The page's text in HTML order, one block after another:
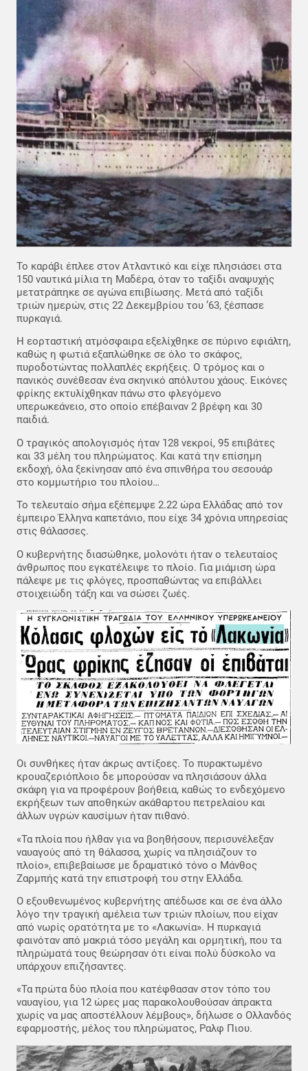
Το καράβι έπλεε στον Ατλαντικό και είχε πλησιάσει στα
150 ναυτικά μίλια τη Μαδέρα, όταν το ταξίδι αναψυχής
μετατράπηκε σε αγώνα επιβίωσης. Μετά από ταξίδι
τριών ημερών, στις 22 Δεκεμβρίου του ’63, ξέσπασε
πυρκαγιά.
Η εορταστική ατμόσφαιρα εξελίχθηκε σε πύρινο εφιάλτη,
καθώς η φωτιά εξαπλώθηκε σε όλο το σκάφος,
πυροδοτώντας πολλαπλές εκρήξεις. Ο τρόμος και ο
πανικός συνέθεσαν ένα σκηνικό απόλυτου χάους. Εικόνες
φρίκης εκτυλίχθηκαν πάνω στο φλεγόμενο
υπερωκεάνειο, στο οποίο επέβαιναν 2 βρέφη και 30
παιδιά.
Ο τραγικός απολογισμός ήταν 128 νεκροί, 95 επιβάτες
και 33 μέλη του πληρώματος. Και κατά την επίσημη
εκδοχή, όλα ξεκίνησαν από ένα σπινθήρα του σεσουάρ
στο κομμωτήριο του πλοίου…
Το τελευταίο σήμα εξέπεμψε 2.22 ώρα Ελλάδας από τον
έμπειρο Έλληνα καπετάνιο, που είχε 34 χρόνια υπηρεσίας
στις θάλασσες.
Ο κυβερνήτης διασώθηκε, μολονότι ήταν ο τελευταίος
άνθρωπος που εγκατέλειψε το πλοίο. Για μιάμιση ώρα
πάλεψε με τις φλόγες, προσπαθώντας να επιβάλλει
στοιχειώδη τάξη και να σώσει ζωές.
Οι συνθήκες ήταν άκρως αντίξοες. Το πυρακτωμένο
κρουαζεριόπλοιο δε μπορούσαν να πλησιάσουν άλλα
σκάφη για να προφέρουν βοήθεια, καθώς το ενδεχόμενο
εκρήξεων των αποθηκών ακάθαρτου πετρελαίου και
άλλων υγρών καυσίμων ήταν πιθανό.
«Τα πλοία που ήλθαν για να βοηθήσουν, περισυνέλεξαν
ναυαγούς από τη θάλασσα, χωρίς να πλησιάζουν το
πλοίο», επιβεβαίωσε με δραματικό τόνο ο Μάνθος
Ζαρμπής κατά την επιστροφή του στην Ελλάδα.
Ο εξουθενωμένος κυβερνήτης απέδωσε και σε ένα άλλο
λόγο την τραγική αμέλεια των τριών πλοίων, που είχαν
από νωρίς ορατότητα με το «Λακωνία». Η πυρκαγιά
φαινόταν από μακριά τόσο μεγάλη και ορμητική, που τα
πληρώματά τους θεώρησαν ότι είναι πολύ δύσκολο να
υπάρχουν επιζήσαντες.
«Τα πρώτα δύο πλοία που κατέφθασαν στον τόπο του
ναυαγίου, για 12 ώρες μας παρακολουθούσαν άπρακτα
χωρίς να μας αποστέλλουν λέμβους», δήλωσε ο Ολλανδός
εφαρμοστής, μέλος του πληρώματος, Ραλφ Πιου.